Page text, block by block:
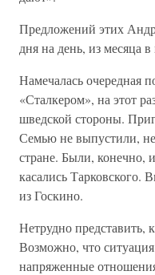
Предложений этих
дня на день, из месяца
Намечалась очередная
«Сталкером», на этот
шведской стороны.
Семью не выпустили,
стране. Были, конечно,
касались Тарковского.
из Госкино.
Нетрудно представить,
Возможно, что ситуация
напряженные